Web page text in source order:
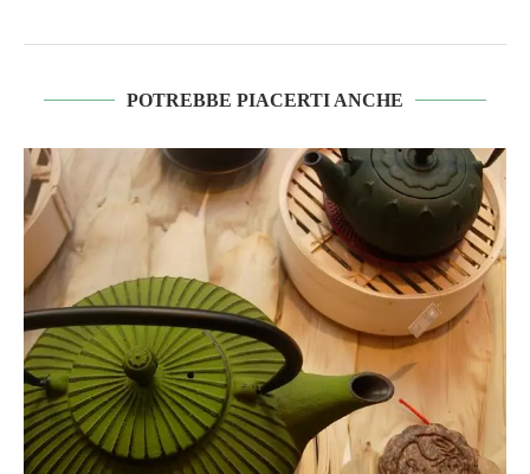
POTREBBE PIACERTI ANCHE